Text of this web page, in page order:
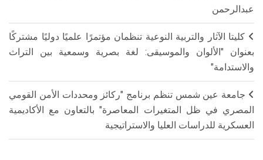
عبدالرحمن
كليتا الآثار والتربية النوعية تنظمان مؤتمرًا علميًا دوليًا مشتركًا
بعنوان "الألوان والموسيقى: لغة بصرية وسمعية بين التراث
والاستدامة"
جامعة عين شمس تنظم برنامج "ركائز ومحددات الأمن القومي
المصري في ظل المتغيرات المعاصرة" بالتعاون مع الأكاديمية
العسكرية للدراسات العليا والاستراتيجية